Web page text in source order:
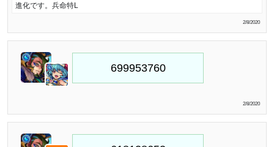
進化です。兵命特L
2/8/2020
2/8/2020